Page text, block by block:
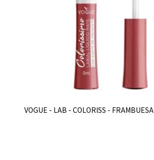
VOGUE - LAB - COLORISS - FRAMBUESA